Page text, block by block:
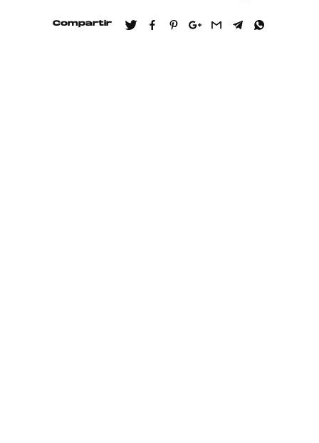
Compartir